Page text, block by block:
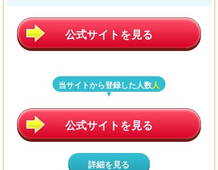
公式サイトを見る
当サイトから登録した人数人
公式サイトを見る
詳細を見る